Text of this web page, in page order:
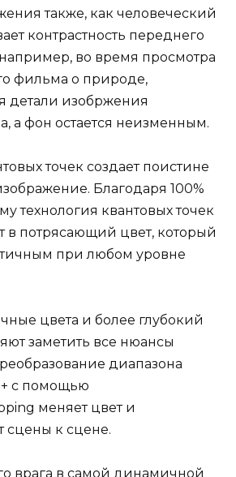
также, как человеческий
контрастность переднего
во время просмотра
фильма о природе,
детали изобржения
а фон остается неизменным.
точек создает поистине
Благодаря 100%
технология квантовых точек
в потрясающий цвет, который
при любом уровне
цвета и более глубокий
заметить все нюансы
диапазона
с помощью
меняет цвет и
сцены к сцене.
врага в самой динамичной